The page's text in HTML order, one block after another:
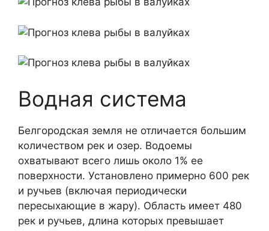
Водная система
Белгородская земля не отличается большим
количеством рек и озер. Водоемы
охватывают всего лишь около 1% ее
поверхности. Установлено примерно 600 рек
и ручьев (включая периодически
пересыхающие в жару). Область имеет 480
рек и ручьев, длина которых превышает